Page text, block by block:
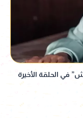
في الحلقة الأخيرة